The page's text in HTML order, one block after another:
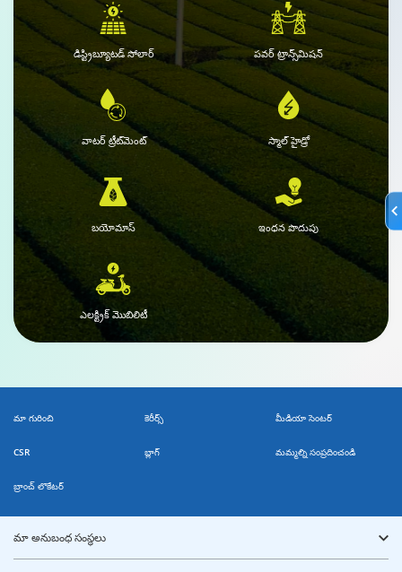
డిస్ట్రిబ్యూటడ్ సోలార్ పవర్ ట్రాన్స్‌మిషన్
వాటర్ ట్రీట్‌మెంట్ స్మాల్ హైడ్రో
బయోమాస్ ఇంధన పొదుపు
ఎలక్ట్రిక్ మొబిలిటీ
మా గురించి కెరీర్స్ మీడియా సెంటర్
CSR బ్లాగ్ మమ్మల్ని సంప్రదించండి
బ్రాంచ్ లొకేటర్
మా అనుబంధ సంస్థలు